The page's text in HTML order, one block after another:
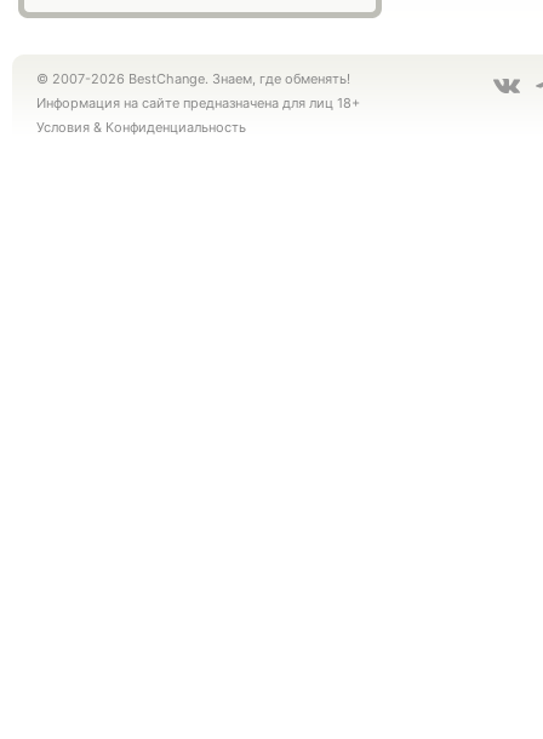
© 2007-2026 BestChange. Знаем, где обменять!
Информация на сайте предназначена для лиц 18+
Условия & Конфиденциальность